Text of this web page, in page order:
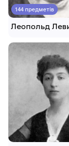
144 предметів
Леопольд